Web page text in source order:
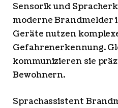
Sensorik und
moderne Brandmelder
Geräte nutzen
Gefahrenerkennung.
kommunizieren sie
Bewohnern.
Sprachassistent